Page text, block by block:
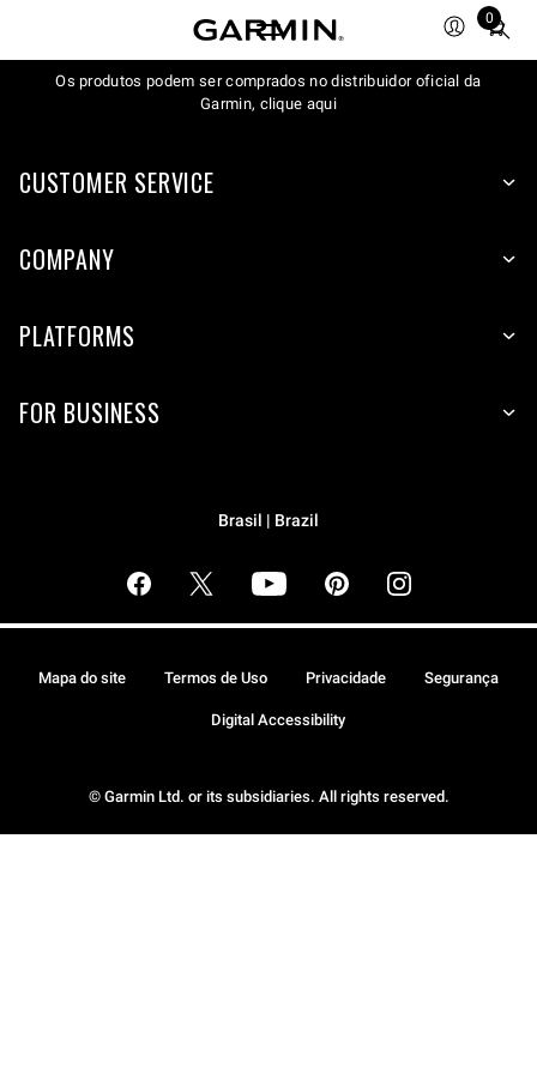
0
Total
in
Os produtos podem ser comprados no distribuidor oficial da
Garmin, clique aqui
CUSTOMER SERVICE
COMPANY
PLATFORMS
FOR BUSINESS
Brasil | Brazil
© Garmin Ltd. or its subsidiaries. All rights reserved.
Mapa do site Termos de Uso Privacidade Segurança
Digital Accessibility